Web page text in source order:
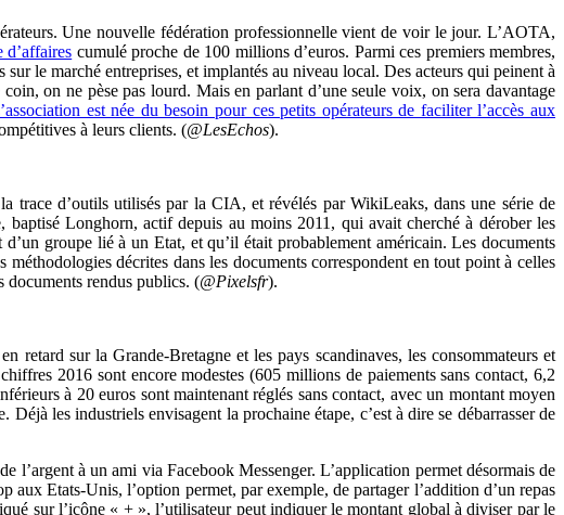
Une nouvelle fédération professionnelle vient de voir le jour. L’AOTA,
d’affaires cumulé proche de 100 millions d’euros. Parmi ces premiers membres,
le marché entreprises, et implantés au niveau local. Des acteurs qui peinent à
on ne pèse pas lourd. Mais en parlant d’une seule voix, on sera davantage
est née du besoin pour ces petits opérateurs de faciliter l’accès aux
à leurs clients. (@LesEchos).
trace d’outils utilisés par la CIA, et révélés par WikiLeaks, dans une série de
baptisé Longhorn, actif depuis au moins 2011, qui avait cherché à dérober les
groupe lié à un Etat, et qu’il était probablement américain. Les documents
décrites dans les documents correspondent en tout point à celles
documents rendus publics. (@Pixelsfr).
retard sur la Grande-Bretagne et les pays scandinaves, les consommateurs et
2016 sont encore modestes (605 millions de paiements sans contact, 6,2
à 20 euros sont maintenant réglés sans contact, avec un montant moyen
les industriels envisagent la prochaine étape, c’est à dire se débarrasser de
l’argent à un ami via Facebook Messenger. L’application permet désormais de
Etats-Unis, l’option permet, par exemple, de partager l’addition d’un repas
sur l’icône « + », l’utilisateur peut indiquer le montant global à diviser par le